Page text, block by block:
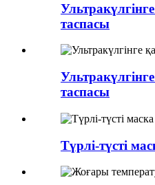
таспасы
таспасы
Түрлі-түсті